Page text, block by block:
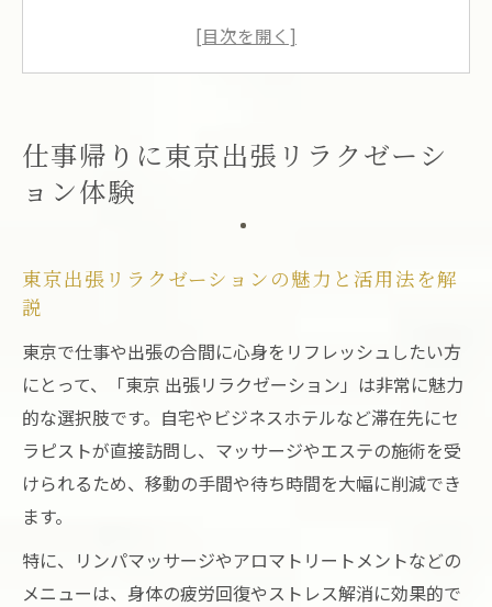
仕事帰りにリラックスしたい方へ東京出張
疲労回復に最適な東京出張リラクゼーショ
ンの選び方
ビジネスパーソンに人気の東京出張リラク
ゼーション事情
東京出張リラクゼーションが自宅で叶える
至福の時間
ホテル滞在時におすすめの東京出張リラク
ゼーション
自宅で味わう東京都出張マッサージの心地
リラクゼーション効果を高める東京出張サ
ービス体験
仕事帰りに東京出張リラクゼーシ
ョン体験
東京出張リラクゼーションの魅力と活用法を解
説
東京で仕事や出張の合間に心身をリフレッシュしたい方
にとって、「東京 出張リラクゼーション」は非常に魅力
的な選択肢です。自宅やビジネスホテルなど滞在先にセ
ラピストが直接訪問し、マッサージやエステの施術を受
けられるため、移動の手間や待ち時間を大幅に削減でき
ます。
特に、リンパマッサージやアロマトリートメントなどの
メニューは、身体の疲労回復やストレス解消に効果的で